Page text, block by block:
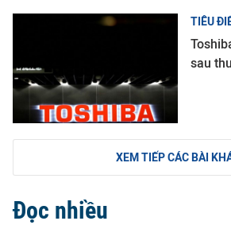
TIÊU
sau
XEM TIẾP CÁC BÀI
Đọc nhiều